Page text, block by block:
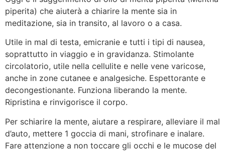
piperita) che aiuterà a chiarire la mente sia in
meditazione, sia in transito, al lavoro o a casa.
Utile in mal di testa, emicranie e tutti i tipi di nausea,
soprattutto in viaggio e in gravidanza. Stimolante
circolatorio, utile nella cellulite e nelle vene varicose,
anche in zone cutanee e analgesiche. Espettorante e
decongestionante. Funziona liberando la mente.
Ripristina e rinvigorisce il corpo.
Per schiarire la mente, aiutare a respirare, alleviare il mal
d’auto, mettere 1 goccia di mani, strofinare e inalare.
Fare attenzione a non toccare gli occhi e le mucose del